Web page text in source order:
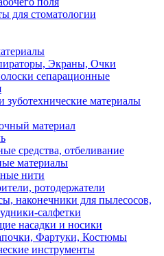
для стоматологии
Экраны, Очки
сепарационные
зуботехнические материалы
материал
средства, отбеливание
материалы
нити
ротодержатели
наконечники для пылесосов,
салфетки
насадки и носики
Фартуки, Костюмы
инструменты